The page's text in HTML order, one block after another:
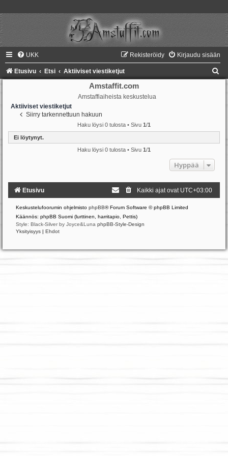
UKK Kirjaudu sisään
Rekisteröidy
Etusivu Etsi Aktiiviset viestiketjut
Amstaffit.com
Amstaffiaiheista keskustelua
Aktiiviset viestiketjut
Siirry tarkennettuun hakuun
Haku löysi 0 tulosta • Sivu 1/1
Ei löytynyt.
Haku löysi 0 tulosta • Sivu 1/1
Hyppää
Etusivu Kaikki ajat ovat UTC+03:00
Keskustelufoorumin ohjelmisto phpBB® Forum Software © phpBB Limited
Käännös: phpBB Suomi (lurttinen, harritapio, Pettis)
Style: Black-Silver by Joyce&Luna phpBB-Style-Design
Yksityisyys | Ehdot